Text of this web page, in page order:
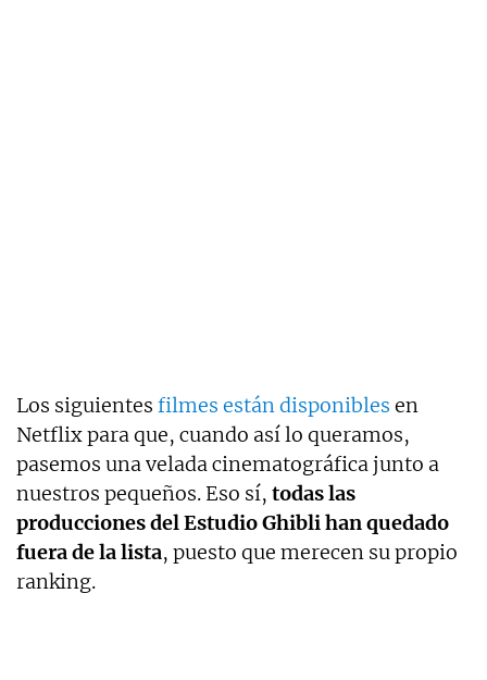
Los siguientes filmes están disponibles en
Netflix para que, cuando así lo queramos,
pasemos una velada cinematográfica junto a
nuestros pequeños. Eso sí, todas las
producciones del Estudio Ghibli han quedado
fuera de la lista, puesto que merecen su propio
ranking.